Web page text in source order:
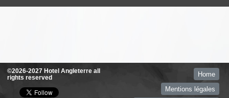
©2026-2027 Hotel Angleterre all
rights reserved
Home
Mentions légales